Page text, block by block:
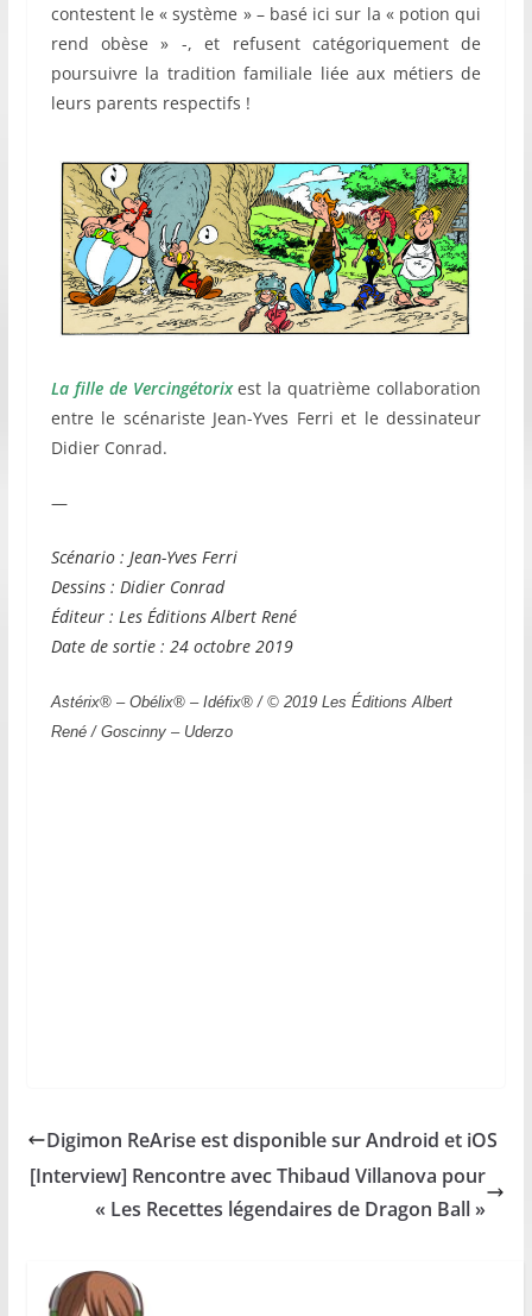
contestent le « système » – basé ici sur la « potion qui
rend obèse » -, et refusent catégoriquement de
poursuivre la tradition familiale liée aux métiers de
leurs parents respectifs !
La fille de Vercingétorixest la quatrième collaboration
entre le scénariste Jean-Yves Ferri et le dessinateur
Didier Conrad.
—
Scénario : Jean-Yves Ferri
Dessins : Didier Conrad
Éditeur : Les Éditions Albert René
Date de sortie : 24 octobre 2019
Astérix® – Obélix® – Idéfix® / © 2019 Les Éditions Albert
René / Goscinny – Uderzo
Digimon ReArise est disponible sur Android et iOS
[Interview] Rencontre avec Thibaud Villanova pour
« Les Recettes légendaires de Dragon Ball »